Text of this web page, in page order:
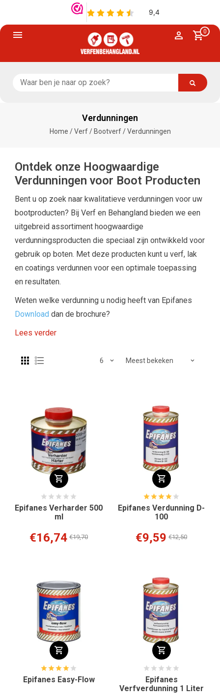
0
Verdunningen
Home /Verf/ Bootverf/Verdunningen
Ontdek onze Hoogwaardige
Verdunningen voor Boot Producten
Bent u op zoek naar kwalitatieve verdunningen voor uw
bootproducten? Bij Verf en Behangland bieden we een
uitgebreid assortiment hoogwaardige
verdunningsproducten die speciaal zijn ontwikkeld voor
gebruik op boten. Met deze producten kunt u verf, lak
en coatings verdunnen voor een optimale toepassing
en resultaten.
Weten welke verdunning u nodig heeft van Epifanes
Download dan de brochure?
Lees verder
Epifanes Verharder 500
ml
€16,74 €19,70
Epifanes Verdunning D-
100
€9,59 €12,50
Epifanes Easy-Flow
Epifanes
Verfverdunning 1 Liter